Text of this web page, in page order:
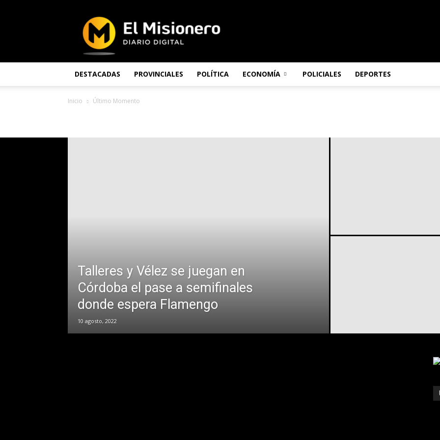
Misionero
DESTACADAS PROVINCIALES POLÍTICA ECONOMÍA POLICIALES DEPORTES
Inicio Último Momento
Talleres y Vélez se juegan en
Córdoba el pase a semifinales
donde espera Flamengo
10 agosto, 2022